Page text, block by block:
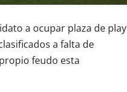
a ocupar plaza de play
a falta de
feudo esta